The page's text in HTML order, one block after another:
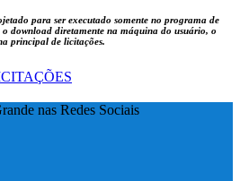
para ser executado somente no programa de
o download diretamente na máquina do usuário, o
principal de licitações.
nas Redes Sociais